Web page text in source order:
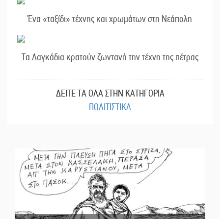
Ένα «ταξίδι» τέχνης και χρωμάτων στη Νεάπολη
Τα Λαγκάδια κρατούν ζωντανή την τέχνη της πέτρας
ΔΕΙΤΕ ΤΑ ΟΛΑ ΣΤΗΝ ΚΑΤΗΓΟΡΙΑ
ΠΟΛΙΤΙΣΤΙΚΑ